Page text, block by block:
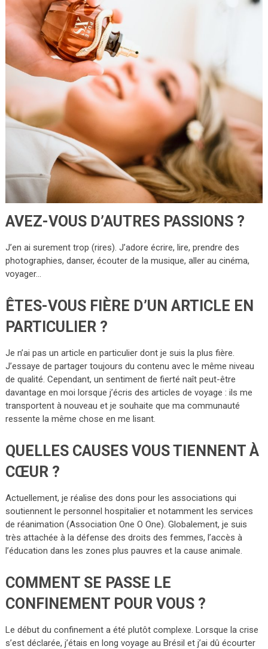
AVEZ-VOUS D’AUTRES PASSIONS ?
J’en ai surement trop (rires). J’adore écrire, lire, prendre des
photographies, danser, écouter de la musique, aller au cinéma,
voyager…
ÊTES-VOUS FIÈRE D’UN ARTICLE EN
PARTICULIER ?
Je n’ai pas un article en particulier dont je suis la plus fière.
J’essaye de partager toujours du contenu avec le même niveau
de qualité. Cependant, un sentiment de fierté naît peut-être
davantage en moi lorsque j’écris des articles de voyage : ils me
transportent à nouveau et je souhaite que ma communauté
ressente la même chose en me lisant.
QUELLES CAUSES VOUS TIENNENT À
CŒUR ?
Actuellement, je réalise des dons pour les associations qui
soutiennent le personnel hospitalier et notamment les services
de réanimation (Association One O One). Globalement, je suis
très attachée à la défense des droits des femmes, l’accès à
l’éducation dans les zones plus pauvres et la cause animale.
COMMENT SE PASSE LE
CONFINEMENT POUR VOUS ?
Le début du confinement a été plutôt complexe. Lorsque la crise
s’est déclarée, j’étais en long voyage au Brésil et j’ai dû écourter